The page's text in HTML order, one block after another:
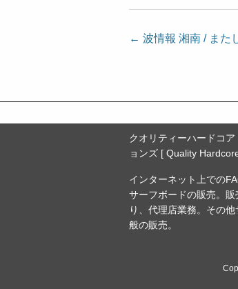
投
ビ
ー
シ
ョ
ン
← 波情報 湘南 / また
クオリティーハードコ
ョンズ [ Quality
インターネット上での
サーフボードの販売。
り、代理店業務。その
般の販売。